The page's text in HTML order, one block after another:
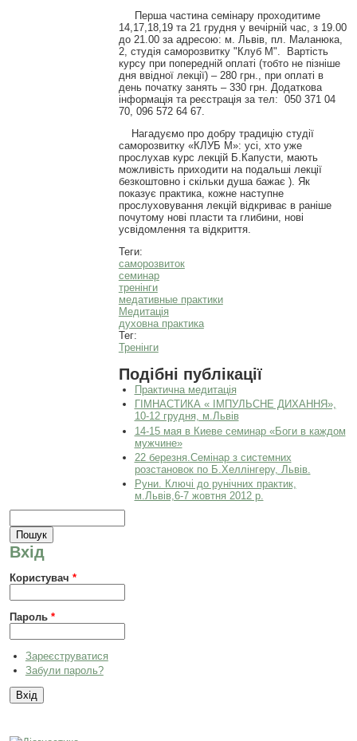
Перша частина семінару проходитиме
14,17,18,19 та 21 грудня у вечірній час, з 19.00
до 21.00 за адресою: м. Львів, пл. Маланюка,
2, студія саморозвитку "Клуб М". Вартість
курсу при попередній оплаті (тобто не пізніше
дня ввідної лекції) – 280 грн., при оплаті в
день початку занять – 330 грн. Додаткова
інформація та реєстрація за тел: 050 371 04
70, 096 572 64 67.
Нагадуємо про добру традицію студії
саморозвитку «КЛУБ М»: усі, хто уже
прослухав курс лекцій Б.Капусти, мають
можливість приходити на подальші лекції
безкоштовно і скільки душа бажає ). Як
показує практика, кожне наступне
прослуховування лекцій відкриває в раніше
почутому нові пласти та глибини, нові
усвідомлення та відкриття.
Теги:
саморозвиток
семинар
тренінги
медативные практики
Медитація
духовна практика
Тег:
Тренінги
Подібні публікації
Практична медитація
ГІМНАСТИКА « ІМПУЛЬСНЕ ДИХАННЯ»,
10-12 грудня, м.Львів
14-15 мая в Киеве семинар «Боги в каждом
мужчине»
22 березня.Семінар з системних
розстановок по Б.Хеллінгеру, Львів.
Руни. Ключі до рунічних практик,
м.Львів,6-7 жовтня 2012 р.
Вхід
Користувач*
Пароль*
Зареєструватися
Забули пароль?